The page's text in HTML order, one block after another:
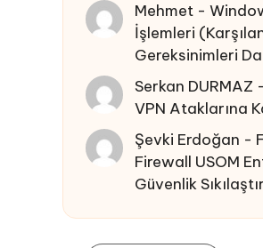
Mehmet -
İşlemleri
Gereksinimleri
Serkan DURMAZ -
VPN Ataklarına
Şevki Erdoğan -
Firewall USOM
Güvenlik